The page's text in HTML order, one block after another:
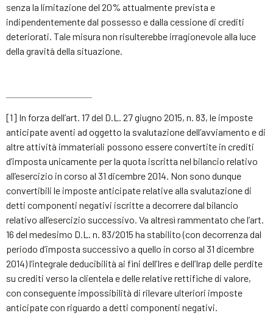
senza la limitazione del 20% attualmente prevista e
indipendentemente dal possesso e dalla cessione di crediti
deteriorati. Tale misura non risulterebbe irragionevole alla luce
della gravità della situazione.
[1] In forza dell’art. 17 del D.L. 27 giugno 2015, n. 83, le imposte
anticipate aventi ad oggetto la svalutazione dell’avviamento e di
altre attività immateriali possono essere convertite in crediti
d’imposta unicamente per la quota iscritta nel bilancio relativo
all’esercizio in corso al 31 dicembre 2014. Non sono dunque
convertibili le imposte anticipate relative alla svalutazione di
detti componenti negativi iscritte a decorrere dal bilancio
relativo all’esercizio successivo. Va altresì rammentato che l’art.
16 del medesimo D.L. n. 83/2015 ha stabilito (con decorrenza dal
periodo d’imposta successivo a quello in corso al 31 dicembre
2014) l’integrale deducibilità ai fini dell’Ires e dell’Irap delle perdite
su crediti verso la clientela e delle relative rettifiche di valore,
con conseguente impossibilità di rilevare ulteriori imposte
anticipate con riguardo a detti componenti negativi.